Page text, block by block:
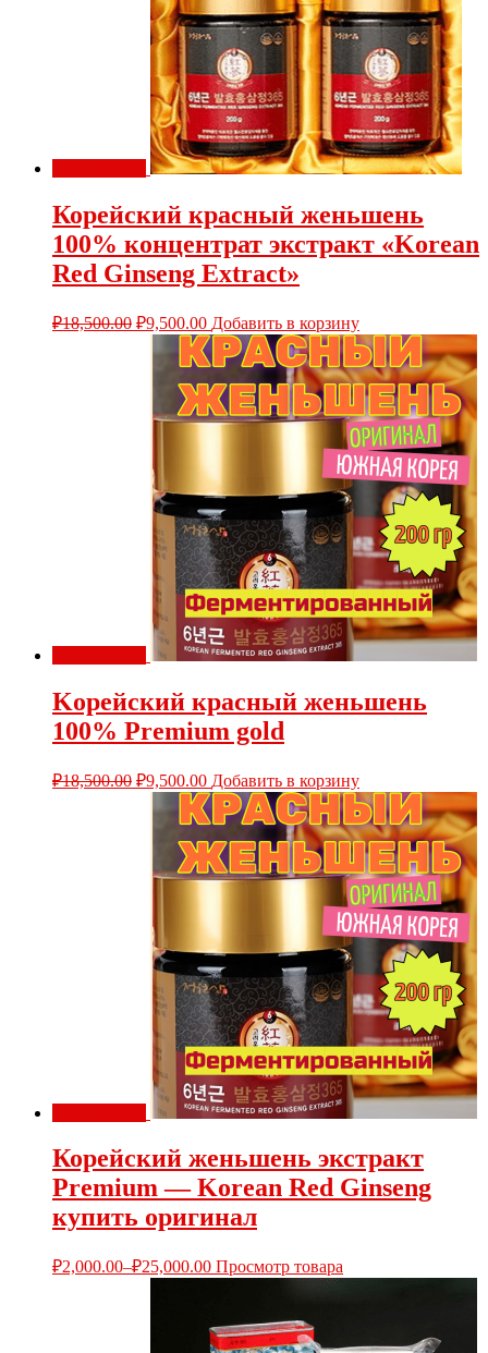
Корейский красный женьшень
100% концентрат экстракт «Korean
Red Ginseng Extract»
₽18,500.00 ₽9,500.00 Добавить в корзину
Kорейский красный женьшень
100% Premium gold
₽18,500.00 ₽9,500.00 Добавить в корзину
Корейский женьшень экстракт
Premium — Korean Red Ginseng
купить оригинал
₽2,000.00–₽25,000.00 Просмотр товара